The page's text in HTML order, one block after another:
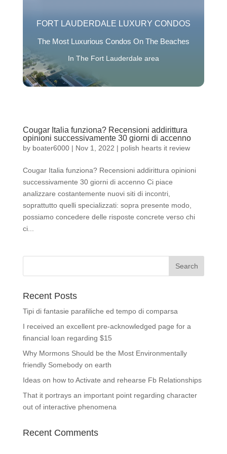
FORT LAUDERDALE LUXURY CONDOS
The Most Luxurious Condos On The Beaches
In The Fort Lauderdale area
Cougar Italia funziona? Recensioni addirittura
opinioni successivamente 30 giorni di accenno
by boater6000| Nov 1, 2022 | polish hearts it review
Cougar Italia funziona? Recensioni addirittura opinioni
successivamente 30 giorni di accenno Ci piace
analizzare costantemente nuovi siti di incontri,
soprattutto quelli specializzati: sopra presente modo,
possiamo concedere delle risposte concrete verso chi
ci...
Recent Posts
Tipi di fantasie parafiliche ed tempo di comparsa
I received an excellent pre-acknowledged page for a
financial loan regarding $15
Why Mormons Should be the Most Environmentally
friendly Somebody on earth
Ideas on how to Activate and rehearse Fb Relationships
That it portrays an important point regarding character
out of interactive phenomena
Recent Comments